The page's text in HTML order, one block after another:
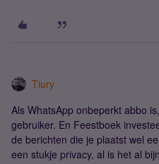
Tiury
Als WhatsApp onbeperkt abbo
gebruiker. En Feestboek
de berichten die je plaatst wel
een stukje privacy, al is het al